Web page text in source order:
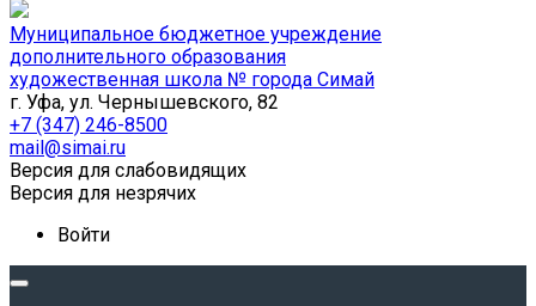
Муниципальное бюджетное учреждение
дополнительного образования
художественная школа № города Симай
г. Уфа, ул. Чернышевского, 82
+7 (347) 246-8500
mail@simai.ru
Версия для слабовидящих
Версия для незрячих
Войти